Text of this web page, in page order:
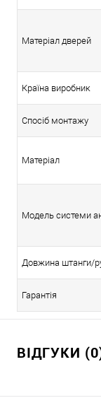
Матеріал дверей
Країна виробник
Спосіб монтажу
Матеріал
Модель системи
Довжина штанги/
Гарантія
ВІДГУКИ